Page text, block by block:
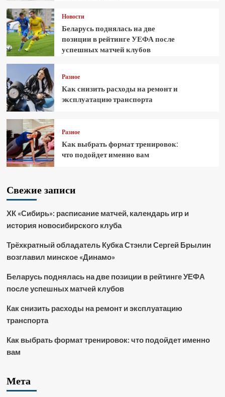
Новости
Беларусь поднялась на две
позиции в рейтинге УЕФА после
успешных матчей клубов
Разное
Как снизить расходы на ремонт и
эксплуатацию транспорта
Разное
Как выбрать формат тренировок:
что подойдет именно вам
Свежие записи
ХК «Сибирь»: расписание матчей, календарь игр и
история новосибирского клуба
Трёхкратный обладатель Кубка Стэнли Сергей Брылин
возглавил минское «Динамо»
Беларусь поднялась на две позиции в рейтинге УЕФА
после успешных матчей клубов
Как снизить расходы на ремонт и эксплуатацию
транспорта
Как выбрать формат тренировок: что подойдет именно
вам
Мета